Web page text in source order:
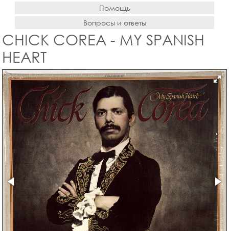
Помощь
Вопросы и ответы
CHICK COREA - MY SPANISH
HEART